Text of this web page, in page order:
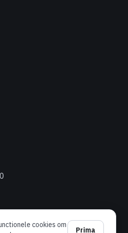
cookies om
Prima